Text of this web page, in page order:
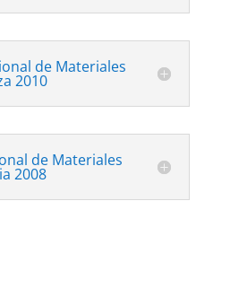
de Materiales
2010
de Materiales
2008